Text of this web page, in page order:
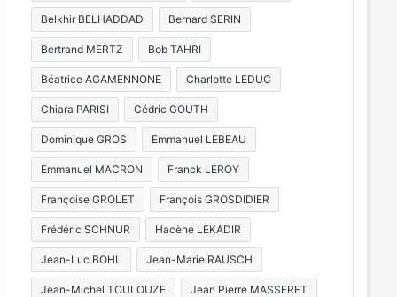
Belkhir BELHADDAD Bernard SERIN
Bertrand MERTZ Bob TAHRI
Béatrice AGAMENNONE Charlotte LEDUC
Chiara PARISI Cédric GOUTH
Dominique GROS Emmanuel LEBEAU
Emmanuel MACRON Franck LEROY
Françoise GROLET François GROSDIDIER
Frédéric SCHNUR Hacène LEKADIR
Jean-Luc BOHL Jean-Marie RAUSCH
Jean-Michel TOULOUZE Jean Pierre MASSERET